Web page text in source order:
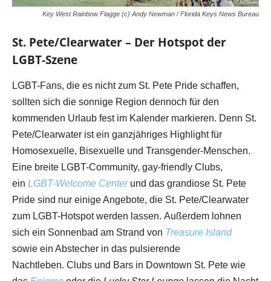
Key West Rainbow Flagge (c) Andy Newman / Florida Keys News Bureau
St. Pete/Clearwater – Der Hotspot der
LGBT-Szene
LGBT-Fans, die es nicht zum St. Pete Pride schaffen,
sollten sich die sonnige Region dennoch für den
kommenden Urlaub fest im Kalender markieren. Denn St.
Pete/Clearwater ist ein ganzjähriges Highlight für
Homosexuelle, Bisexuelle und Transgender-Menschen.
Eine breite LGBT-Community, gay-friendly Clubs,
ein LGBT-Welcome Center und das grandiose St. Pete
Pride sind nur einige Angebote, die St. Pete/Clearwater
zum LGBT-Hotspot werden lassen. Außerdem lohnen
sich ein Sonnenbad am Strand von Treasure Island
sowie ein Abstecher in das pulsierende
Nachtleben. Clubs und Bars in Downtown St. Pete wie